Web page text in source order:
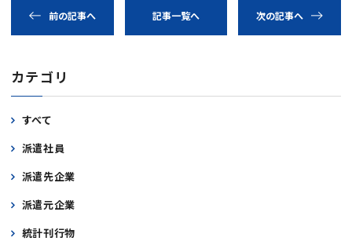
前の記事へ 記事一覧へ 次の記事へ
カテゴリ
すべて
派遣社員
派遣先企業
派遣元企業
統計刊行物